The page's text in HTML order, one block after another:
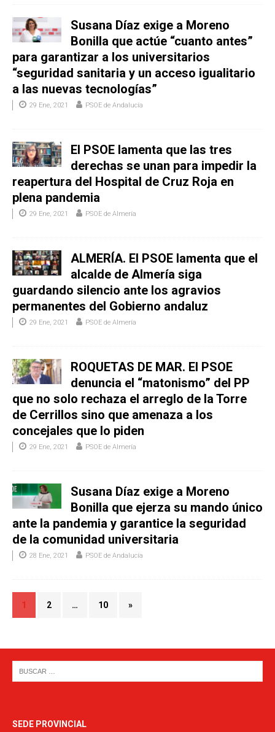
Susana Díaz exige a Moreno
Bonilla que actúe “cuanto antes”
para garantizar a los universitarios
“seguridad sanitaria y un acceso igualitario
a las nuevas tecnologías”
29 Ene, 2021 PSOE de Andalucía
El PSOE lamenta que las tres
derechas se unan para impedir la
reapertura del Hospital de Cruz Roja en
plena pandemia
29 Ene, 2021 PSOE de Almería
ALMERÍA. El PSOE lamenta que el
alcalde de Almería siga
guardando silencio ante los agravios
permanentes del Gobierno andaluz
29 Ene, 2021 PSOE de Almería
ROQUETAS DE MAR. El PSOE
denuncia el “matonismo” del PP
que no solo rechaza el arreglo de la Torre
de Cerrillos sino que amenaza a los
concejales que lo piden
29 Ene, 2021 PSOE de Almería
Susana Díaz exige a Moreno
Bonilla que ejerza su mando único
ante la pandemia y garantice la seguridad
de la comunidad universitaria
28 Ene, 2021 PSOE de Andalucía
1 2 … 10 »
SEDE PROVINCIAL